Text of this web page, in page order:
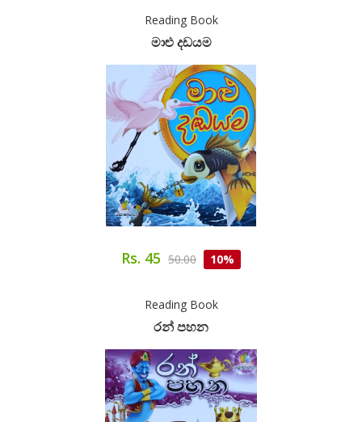
Reading Book
මාළු දඩයම
Rs. 45 50.00 10%
Reading Book
රන් පහන